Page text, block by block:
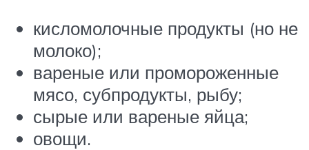
кисломолочные продукты (но не
молоко);
вареные или промороженные
мясо, субпродукты, рыбу;
сырые или вареные яйца;
овощи.